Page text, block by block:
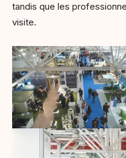
tandis que les
visite.